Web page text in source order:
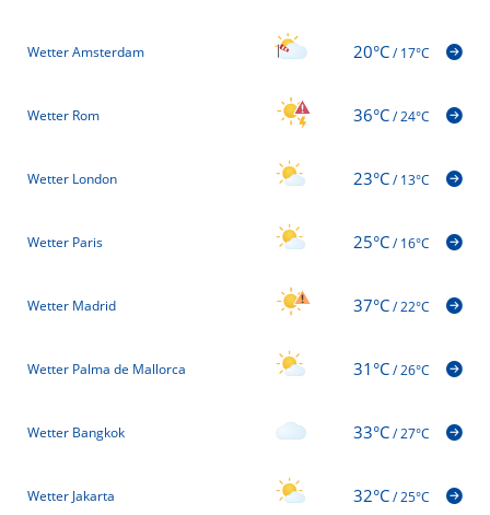
Wetter Amsterdam 20°C/17°C
Wetter Rom 36°C/24°C
Wetter London 23°C/13°C
Wetter Paris 25°C/16°C
Wetter Madrid 37°C/22°C
Wetter Palma de Mallorca 31°C/26°C
Wetter Bangkok 33°C/27°C
Wetter Jakarta 32°C/25°C